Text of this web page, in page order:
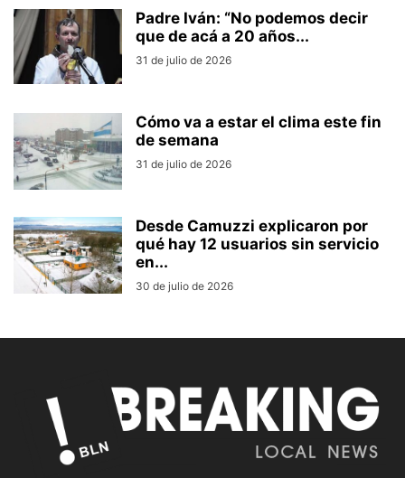
Padre Iván: “No podemos decir
que de acá a 20 años...
31 de julio de 2026
Cómo va a estar el clima este fin
de semana
31 de julio de 2026
Desde Camuzzi explicaron por
qué hay 12 usuarios sin servicio
en...
30 de julio de 2026